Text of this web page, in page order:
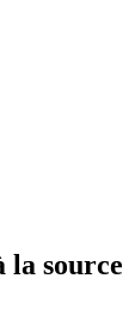
la source